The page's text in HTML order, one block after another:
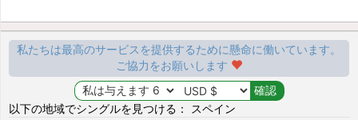
私たちは最高のサービスを提供するために懸命に働いています。
ご協力をお願いします
以下の地域でシングルを見つける： スペイン